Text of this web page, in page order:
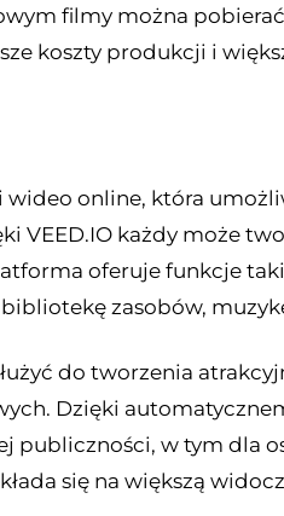
filmy można
koszty produkcji i
online, która
VEED.IO każdy może
oferuje funkcje
zasobów,
do tworzenia
Dzięki
publiczności, w tym dla
się na większą